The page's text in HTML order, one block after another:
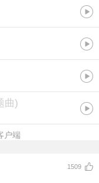
曲)
户端
1509